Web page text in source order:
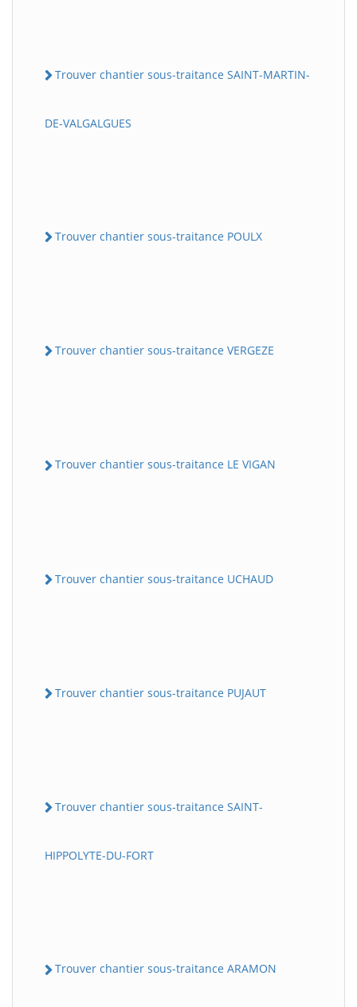
Trouver chantier sous-traitance SAINT-MARTIN-
DE-VALGALGUES
Trouver chantier sous-traitance POULX
Trouver chantier sous-traitance VERGEZE
Trouver chantier sous-traitance LE VIGAN
Trouver chantier sous-traitance UCHAUD
Trouver chantier sous-traitance PUJAUT
Trouver chantier sous-traitance SAINT-
HIPPOLYTE-DU-FORT
Trouver chantier sous-traitance ARAMON